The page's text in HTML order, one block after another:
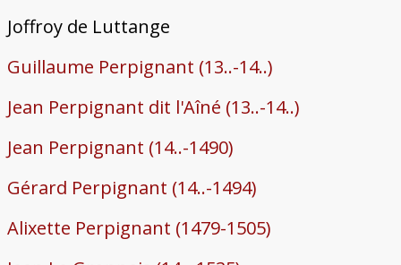
Joffroy de Luttange
Guillaume Perpignant (13..-14..)
Jean Perpignant dit l'Aîné (13..-14..)
Jean Perpignant (14..-1490)
Gérard Perpignant (14..-1494)
Alixette Perpignant (1479-1505)